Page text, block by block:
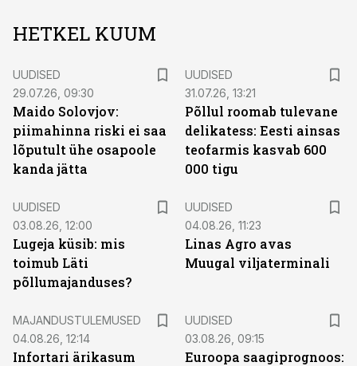
HETKEL KUUM
UUDISED
29.07.26, 09:30
Maido Solovjov:
piimahinna riski ei saa
lõputult ühe osapoole
kanda jätta
UUDISED
31.07.26, 13:21
Põllul roomab tulevane
delikatess: Eesti ainsas
teofarmis kasvab 600
000 tigu
UUDISED
03.08.26, 12:00
Lugeja küsib: mis
toimub Läti
põllumajanduses?
UUDISED
04.08.26, 11:23
Linas Agro avas
Muugal viljaterminali
MAJANDUSTULEMUSED
04.08.26, 12:14
Infortari ärikasum
UUDISED
03.08.26, 09:15
Euroopa saagiprognoos: